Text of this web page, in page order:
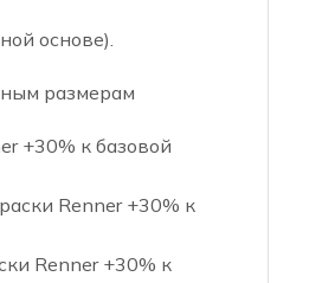
основе).
размерам
+30% к базовой
Renner +30% к
Renner +30% к